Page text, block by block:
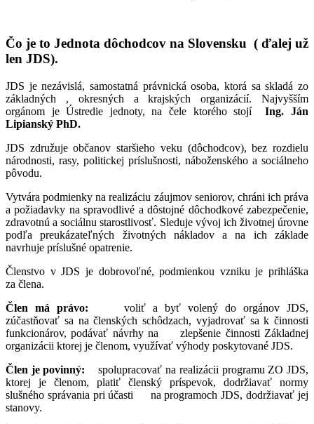
Čo je to Jednota dôchodcov na Slovensku ( ďalej už
len JDS).
JDS je nezávislá, samostatná právnická osoba, ktorá sa skladá zo
základných , okresných a krajských organizácií. Najvyšším
orgánom je Ústredie jednoty, na čele ktorého stojíIng. Ján
Lipianský PhD.
JDS združuje občanov staršieho veku (dôchodcov), bez rozdielu
národnosti, rasy, politickej príslušnosti, náboženského a sociálneho
pôvodu.
Vytvára podmienky na realizáciu záujmov seniorov, chráni ich práva
a požiadavky na spravodlivé a dôstojné dôchodkové zabezpečenie,
zdravotnú a sociálnu starostlivosť. Sleduje vývoj ich životnej úrovne
podľa preukázateľných životných nákladov a na ich základe
navrhuje príslušné opatrenie.
Členstvo v JDS je dobrovoľné, podmienkou vzniku je prihláška
za člena.
Člen má právo: voliť a byť volený do orgánov JDS,
zúčastňovať sa na členských schôdzach, vyjadrovať sa k činnosti
funkcionárov, podávať návrhy na zlepšenie činnosti Základnej
organizácii ktorej je členom, využívať výhody poskytované JDS.
Člen je povinný: spolupracovať na realizácii programu ZO JDS,
ktorej je členom, platiť členský príspevok, dodržiavať normy
slušného správania pri účasti na programoch JDS, dodržiavať jej
stanovy.